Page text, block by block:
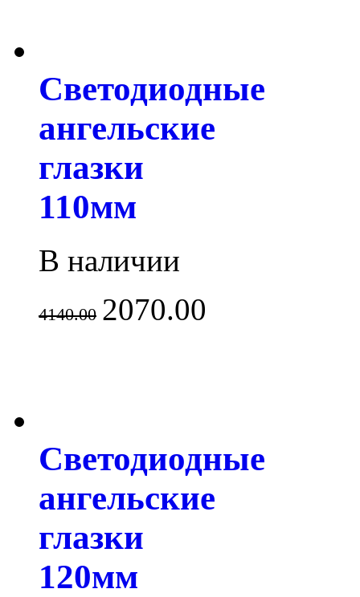
Светодиодные
ангельские
глазки
110мм
В наличии
4140.00 2070.00
Светодиодные
ангельские
глазки
120мм